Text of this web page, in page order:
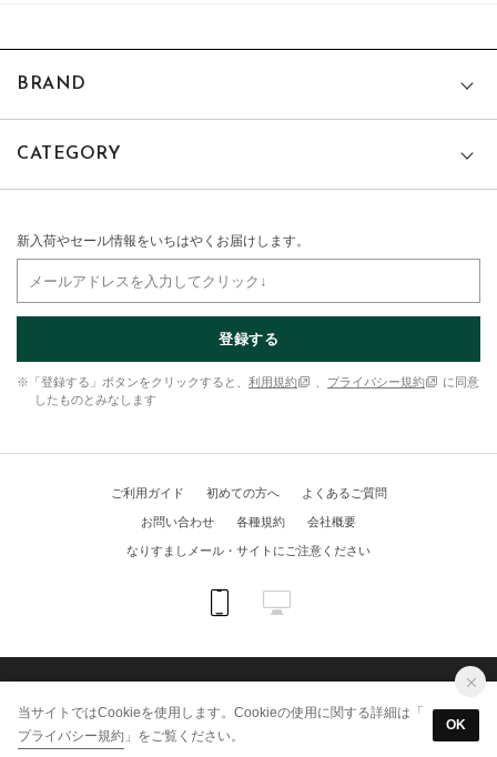
BRAND
CATEGORY
新入荷やセール情報をいちはやくお届けします。
登録する
※「登録する」ボタンをクリックすると、 利用規約 プライバシー規約
に同意
したものとみなします
ご利用ガイド 初めての方へ よくあるご質問
お問い合わせ 各種規約 会社概要
なりすましメール・サイトにご注意ください
当サイトではCookieを使用します。Cookieの使用に関する詳細は「
プライバシー規約 」をご覧ください。
OK